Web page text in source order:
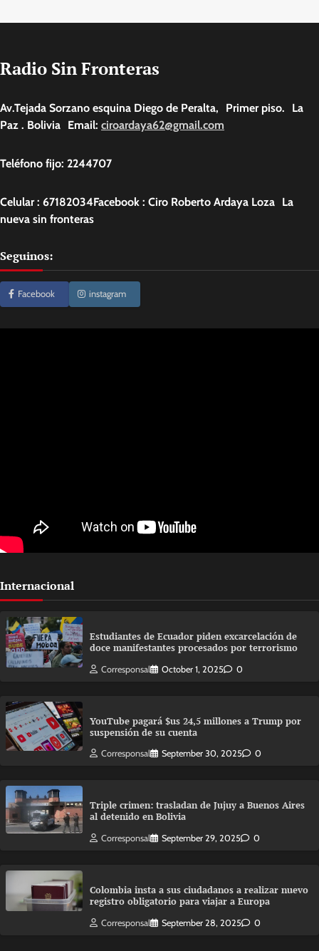
Radio Sin Fronteras
Av.Tejada Sorzano esquina Diego de Peralta, Primer piso. La
Paz . Bolivia Email: ciroardaya62@gmail.com
Teléfono fijo: 2244707
Celular : 67182034Facebook : Ciro Roberto Ardaya Loza La
nueva sin fronteras
Seguinos:
Facebook instagram
Internacional
Estudiantes de Ecuador piden excarcelación de
doce manifestantes procesados por terrorismo
Corresponsal October 1, 2025 0
YouTube pagará $us 24,5 millones a Trump por
suspensión de su cuenta
Corresponsal September 30, 2025 0
Triple crimen: trasladan de Jujuy a Buenos Aires
al detenido en Bolivia
Corresponsal September 29, 2025 0
Colombia insta a sus ciudadanos a realizar nuevo
registro obligatorio para viajar a Europa
Corresponsal September 28, 2025 0